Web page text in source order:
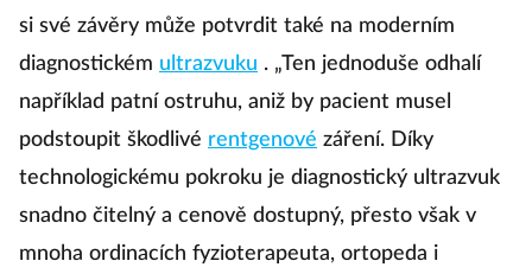
si své závěry může potvrdit také na moderním
diagnostickém ultrazvuku . „Ten jednoduše odhalí
například patní ostruhu, aniž by pacient musel
podstoupit škodlivé rentgenové záření. Díky
technologickému pokroku je diagnostický ultrazvuk
snadno čitelný a cenově dostupný, přesto však v
mnoha ordinacích fyzioterapeuta, ortopeda i